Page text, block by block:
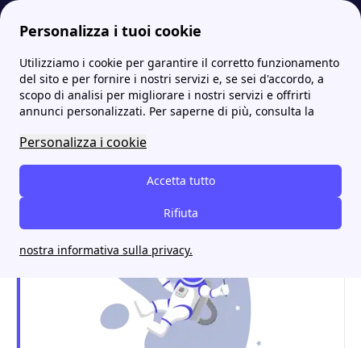
Personalizza i tuoi cookie
Utilizziamo i cookie per garantire il corretto funzionamento
del sito e per fornire i nostri servizi e, se sei d'accordo, a
scopo di analisi per migliorare i nostri servizi e offrirti
annunci personalizzati. Per saperne di più, consulta la
Personalizza i cookie
Accetta tutto
Rifiuta
nostra informativa sulla privacy.
Energia-Luce.it Trova il tuo sportello Acea Energia più vicino – l’elenco completo delle sedi Acea a Torino: tutto ciò che serve per attivare luce e gas
Acea a Torino: tutto ciò
che serve per attivare luce
e gas